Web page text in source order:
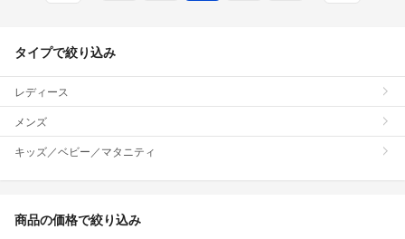
タイプで絞り込み
レディース
メンズ
キッズ／ベビー／マタニティ
商品の価格で絞り込み